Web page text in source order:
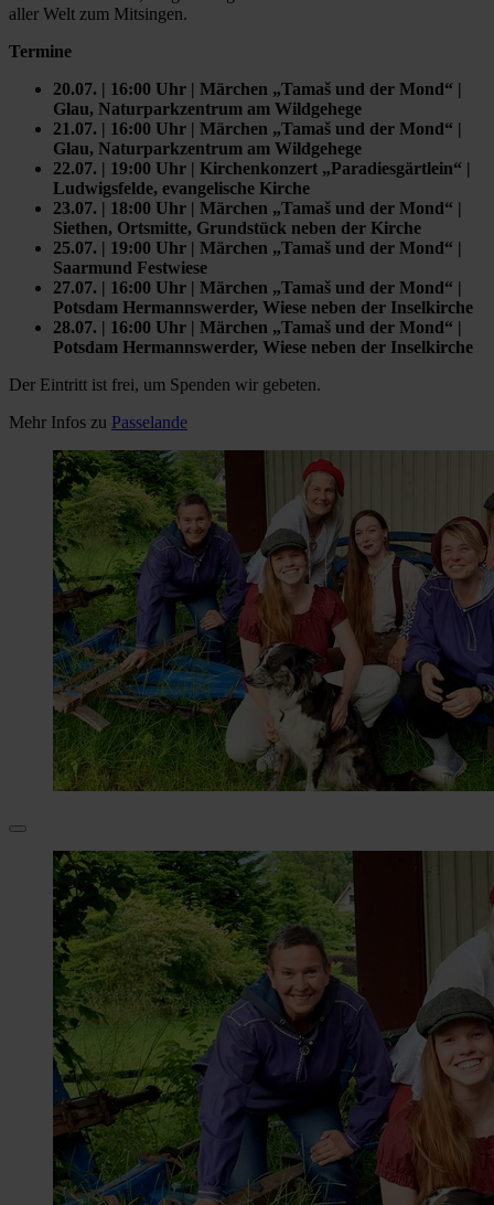
aller Welt zum Mitsingen.
Termine
20.07. | 16:00 Uhr | Märchen „Tamaš und der Mond“ |
Glau, Naturparkzentrum am Wildgehege
21.07. | 16:00 Uhr | Märchen „Tamaš und der Mond“ |
Glau, Naturparkzentrum am Wildgehege
22.07. | 19:00 Uhr | Kirchenkonzert „Paradiesgärtlein“ |
Ludwigsfelde, evangelische Kirche
23.07. | 18:00 Uhr | Märchen „Tamaš und der Mond“ |
Siethen, Ortsmitte, Grundstück neben der Kirche
25.07. | 19:00 Uhr | Märchen „Tamaš und der Mond“ |
Saarmund Festwiese
27.07. | 16:00 Uhr | Märchen „Tamaš und der Mond“ |
Potsdam Hermannswerder, Wiese neben der Inselkirche
28.07. | 16:00 Uhr | Märchen „Tamaš und der Mond“ |
Potsdam Hermannswerder, Wiese neben der Inselkirche
Der Eintritt ist frei, um Spenden wir gebeten.
Mehr Infos zu Passelande